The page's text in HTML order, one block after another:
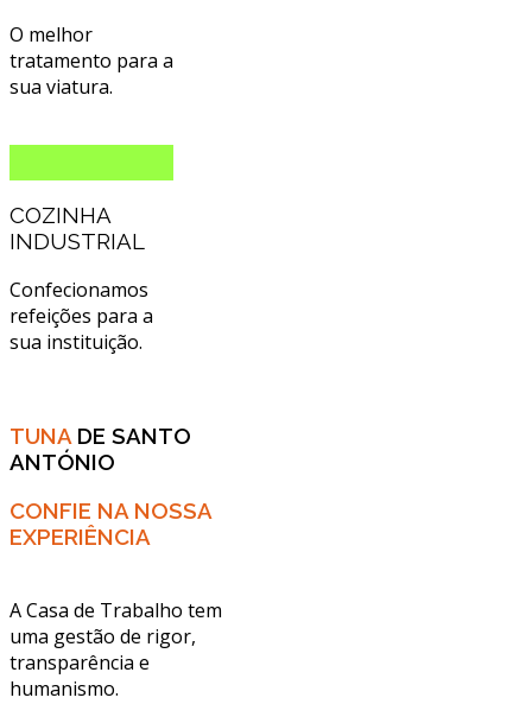
O melhor
tratamento para a
sua viatura.
COZINHA
INDUSTRIAL
Confecionamos
refeições para a
sua instituição.
TUNA DE SANTO
ANTÓNIO
CONFIE NA NOSSA
EXPERIÊNCIA
A Casa de Trabalho tem
uma gestão de rigor,
transparência e
humanismo.